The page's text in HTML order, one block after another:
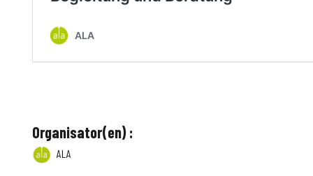
Organisator(en) :
ALA